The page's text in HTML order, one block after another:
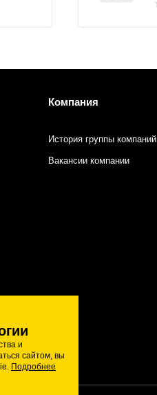
Компания
История группы компаний
Вакансии компании
и
сайтом, вы
Подробнее